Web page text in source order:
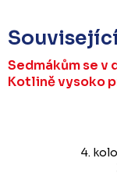
Sedmákům se v
Kotlině vysoko
4.